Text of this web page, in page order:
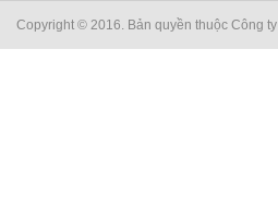
Copyright © 2016. Bản quyền thuộc Công